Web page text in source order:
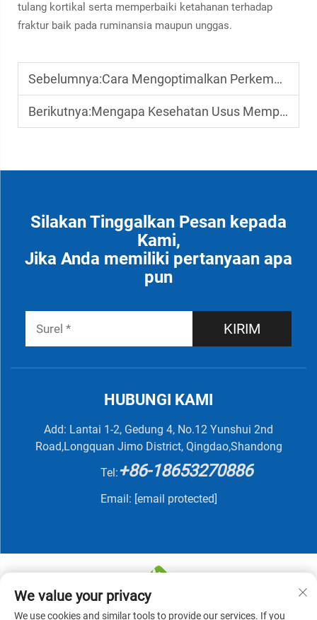
tulang kortikal serta memperbaiki ketahanan terhadap
fraktur baik pada ruminansia maupun unggas.
Sebelumnya:Cara Mengoptimalkan Perkembangan Tulang Ternak Melalui Nutrisi Ilmiah
Berikutnya:Mengapa Kesehatan Usus Mempengaruhi Penyerapan Nutrisi dan Laju Pertumbuhan Ternak
Silakan Tinggalkan Pesan kepada
Kami,
Jika Anda memiliki pertanyaan apa
pun
KIRIM
HUBUNGI KAMI
Add: Lantai 1-2, Gedung 4, No.12 Yunshui 2nd
Road,Longquan Jimo District, Qingdao,Shandong
Tel:+86-18653270886
Email: [email protected]
We value your privacy
We use cookies and similar tools to provide our services. If you